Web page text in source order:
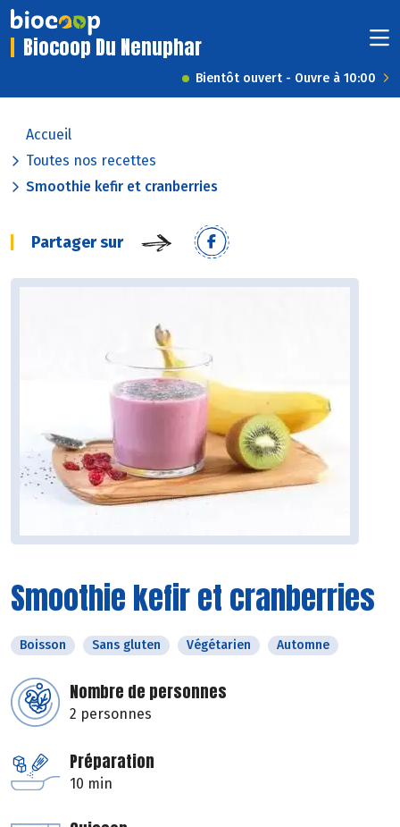
Biocoop Du Nenuphar
Bientôt ouvert - Ouvre à 10:00
Accueil
Toutes nos recettes
Smoothie kefir et cranberries
Partager sur
Smoothie kefir et cranberries
Boisson Sans gluten Végétarien Automne
Nombre de personnes
2 personnes
Préparation
10 min